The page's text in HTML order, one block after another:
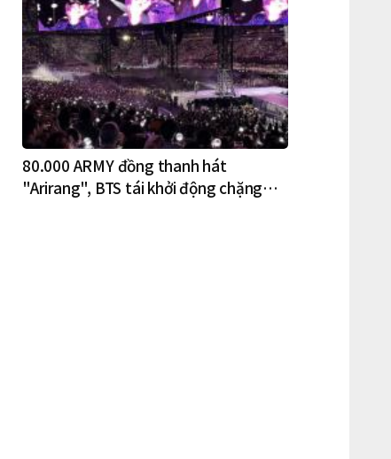
80.000 ARMY đồng thanh hát
"Arirang", BTS tái khởi động chặng